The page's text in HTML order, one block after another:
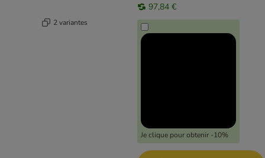
2 variantes
97,84 €
Je clique pour obtenir -10%